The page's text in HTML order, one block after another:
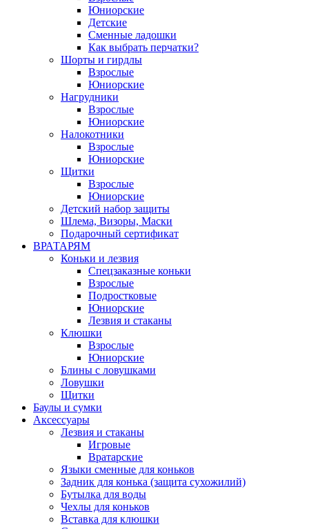
Юниорские
Детские
Сменные ладошки
Как выбрать перчатки?
Шорты и гирдлы
Взрослые
Юниорские
Нагрудники
Взрослые
Юниорские
Налокотники
Взрослые
Юниорские
Щитки
Взрослые
Юниорские
Детский набор защиты
Шлема, Визоры, Маски
Подарочный сертификат
ВРАТАРЯМ
Коньки и лезвия
Спецзаказные коньки
Взрослые
Подростковые
Юниорские
Лезвия и стаканы
Клюшки
Взрослые
Юниорские
Блины с ловушками
Ловушки
Щитки
Баулы и сумки
Аксессуары
Лезвия и стаканы
Игровые
Вратарские
Языки сменные для коньков
Задник для конька (защита сухожилий)
Бутылка для воды
Чехлы для коньков
Вставка для клюшки